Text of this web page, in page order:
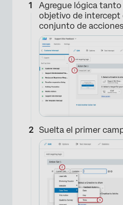
Agregue lógica tanto
objetivo de intercept
conjunto de
Suelta el primer